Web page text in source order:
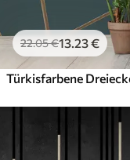
22.05€13 .23€